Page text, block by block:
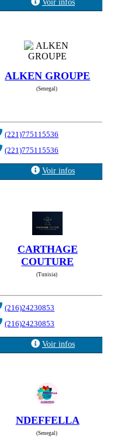
Voir infos
ALKEN GROUPE
(Senegal)
(221)775115536
(221)775115536
Voir infos
CARTHAGE
COUTURE
(Tunisia)
(216)24230853
(216)24230853
Voir infos
NDEFFELLA
(Senegal)